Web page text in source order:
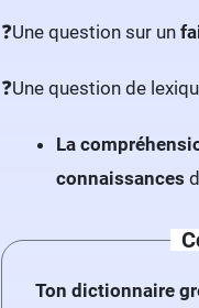
❓Une question sur un
❓Une question de
La
connaissances
Ton dictionnaire